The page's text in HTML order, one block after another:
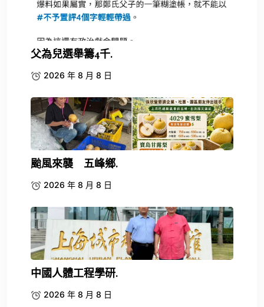
父為兒選舉籌4千.
2026 年 8 月 8 日
颱風來襲 五峰鄉.
2026 年 8 月 8 日
中國人體工程學研.
2026 年 8 月 8 日